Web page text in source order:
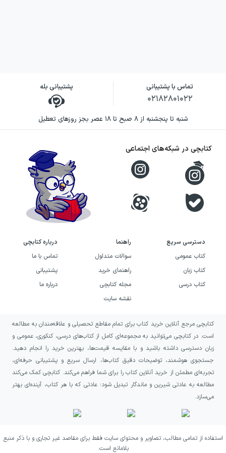
شاعر یا یک اثر، سراغ نمونه‌های متعددی از ادبیات
انگلیسی‌زبان رفته و آن‌ها را در قالب ترجمه و
توضیح برای خواننده فارسی‌زبان عرضه کرده است.
رویکرد نویسنده در این اثر بر ساده‌سازی، تفسیر و
ایجاد پیوند میان ادبیات انگلیسی و سنت ادبی
فارسی استوار است. توضیحات او به خواننده کمک
می‌کند هنگام خواندن قطعات، هم به معنای متن
توجه کند و هم با شیوه‌های ادبی و فضای کلی هر
اثر آشنا شود. از این منظر، کتاب بازتاب دغدغه‌ای
روشن است: نزدیک کردن شاهکارهای ادبیات جهان
به مخاطبی که می‌خواهد آن‌ها را با زبان فارسی و
در کنار متن اصلی تجربه کند.
خرید کتاب ۳۶۵ روز با ادبیات
می‌شود؟
این کتاب برای علاقه‌مندان به ادبیات انگلیسی و
آمریکایی، شعر کوتاه، قطعات ادبی و آثار کلاسیک
مناسب است. اگر دوست دارید متن انگلیسی را در
توضیح و تحلیل دریافت کنید، ساختار این
مجموعه می‌تواند با شیوه مطالعه شما هماهنگ
تماس با پشتیبانی
۰۲۱۸۲۸۰۱۰۲۲
پشتیبانی بله
شنبه تا پنجشنبه از ۸ صبح تا ۱۸ عصر بجز روزهای تعطیل
دسترسی سریع
کتاب عمومی
کتاب زبان
کتاب درسی
راهنما
سوالات متداول
راهنمای خرید
مجله کتابچی
نقشه سایت
درباره کتابچی
تماس با ما
پشتیبانی
درباره ما
کتابچی در شبکه‌های اجتماعی
کتابچی مرجع آنلاین خرید کتاب برای تمام مقاطع تحصیلی و علاقه‌مندان به مطالعه
است. در کتابچی می‌توانید به مجموعه‌ای کامل از کتاب‌های درسی، کنکوری، عمومی و
زبان دسترسی داشته باشید و با مقایسه قیمت‌ها، بهترین خرید را انجام دهید.
جستجوی هوشمند، توضیحات دقیق کتاب‌ها، ارسال سریع و پشتیبانی حرفه‌ای،
تجربه‌ای مطمئن از خرید آنلاین کتاب را برای شما فراهم می‌کند. کتابچی کمک می‌کند
مطالعه به عادتی شیرین و ماندگار تبدیل شود؛ عادتی که با هر کتاب، آینده‌ای بهتر
می‌سازد.
استفاده از تمامی مطالب، تصاویر و محتوای سایت فقط برای مقاصد غیر تجاری و با ذکر منبع
بلامانع است.